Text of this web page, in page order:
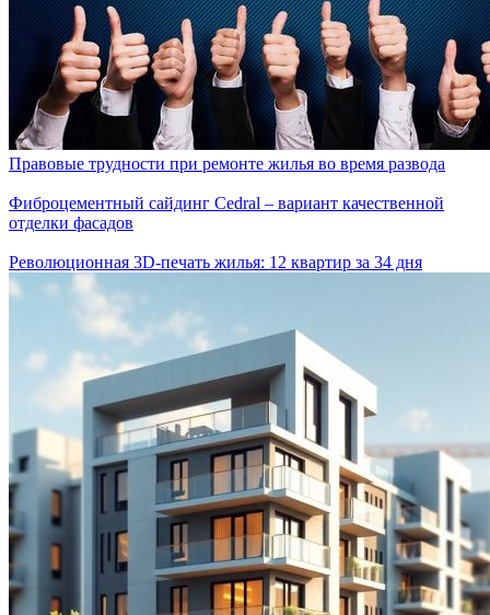
Правовые трудности при ремонте жилья во время развода
Фиброцементный сайдинг Cedral – вариант качественной
отделки фасадов
Революционная 3D-печать жилья: 12 квартир за 34 дня